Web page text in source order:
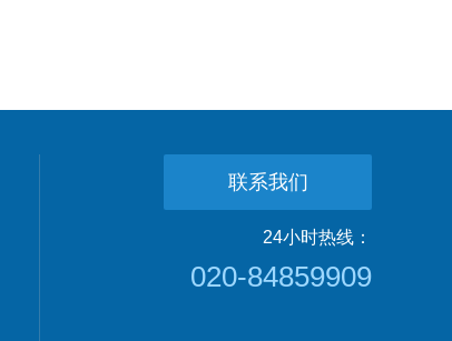
联系我们
24小时热线：
020-84859909